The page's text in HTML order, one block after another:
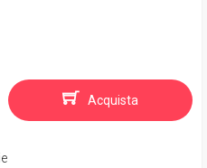
Acquista